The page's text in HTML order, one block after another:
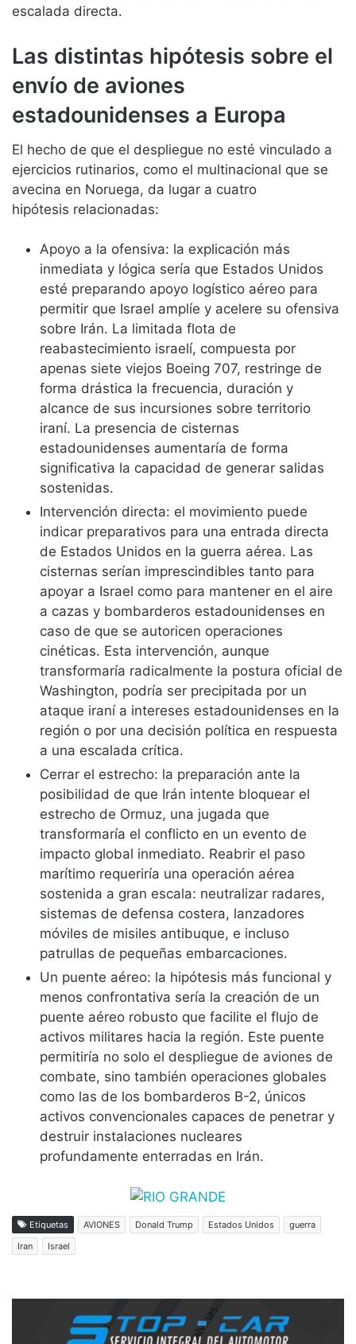
escalada directa.
Las distintas hipótesis sobre el
envío de aviones
estadounidenses a Europa
El hecho de que el despliegue no esté vinculado a
ejercicios rutinarios, como el multinacional que se
avecina en Noruega, da lugar a cuatro
hipótesis relacionadas:
Apoyo a la ofensiva: la explicación más
inmediata y lógica sería que Estados Unidos
esté preparando apoyo logístico aéreo para
permitir que Israel amplíe y acelere su ofensiva
sobre Irán. La limitada flota de
reabastecimiento israelí, compuesta por
apenas siete viejos Boeing 707, restringe de
forma drástica la frecuencia, duración y
alcance de sus incursiones sobre territorio
iraní. La presencia de cisternas
estadounidenses aumentaría de forma
significativa la capacidad de generar salidas
sostenidas.
Intervención directa: el movimiento puede
indicar preparativos para una entrada directa
de Estados Unidos en la guerra aérea. Las
cisternas serían imprescindibles tanto para
apoyar a Israel como para mantener en el aire
a cazas y bombarderos estadounidenses en
caso de que se autoricen operaciones
cinéticas. Esta intervención, aunque
transformaría radicalmente la postura oficial de
Washington, podría ser precipitada por un
ataque iraní a intereses estadounidenses en la
región o por una decisión política en respuesta
a una escalada crítica.
Cerrar el estrecho: la preparación ante la
posibilidad de que Irán intente bloquear el
estrecho de Ormuz, una jugada que
transformaría el conflicto en un evento de
impacto global inmediato. Reabrir el paso
marítimo requeriría una operación aérea
sostenida a gran escala: neutralizar radares,
sistemas de defensa costera, lanzadores
móviles de misiles antibuque, e incluso
patrullas de pequeñas embarcaciones.
Un puente aéreo: la hipótesis más funcional y
menos confrontativa sería la creación de un
puente aéreo robusto que facilite el flujo de
activos militares hacia la región. Este puente
permitiría no solo el despliegue de aviones de
combate, sino también operaciones globales
como las de los bombarderos B-2, únicos
activos convencionales capaces de penetrar y
destruir instalaciones nucleares
profundamente enterradas en Irán.
Etiquetas AVIONES Donald Trump Estados Unidos
guerra
Iran
Israel